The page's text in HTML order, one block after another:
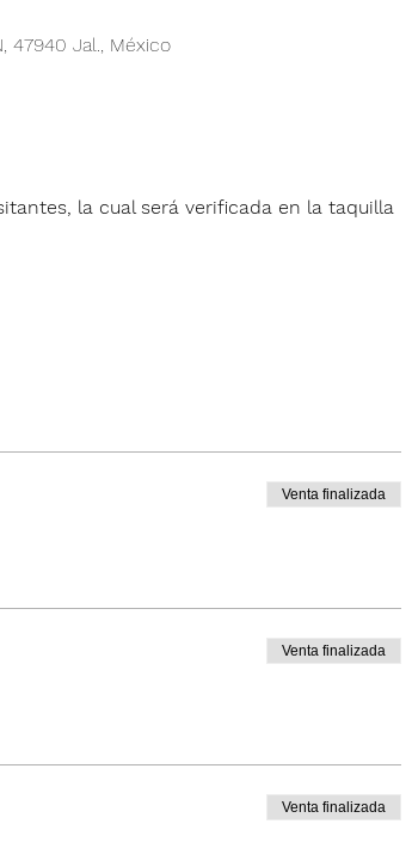
47940 Jal., México
la cual será verificada en la taquilla
Venta finalizada
Venta finalizada
Venta finalizada